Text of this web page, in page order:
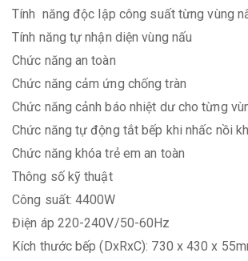
Tính năng độc lập công suất từng vùng
Tính năng tự nhận diện vùng nấu
Chức năng an toàn
Chức năng cảm ứng chống tràn
Chức năng cảnh báo nhiệt dư cho từng
Chức năng tự động tắt bếp khi nhấc nồi
Chức năng khóa trẻ em an toàn
Thông số kỹ thuật
Công suất: 4400W
Điện áp 220-240V/50-60Hz
Kích thước bếp (DxRxC): 730 x 430 x